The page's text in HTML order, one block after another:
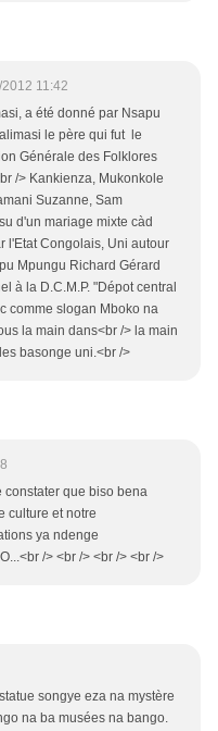
11:42
a été donné par Nsapu
le père qui fut le
Générale des Folklores
/> Kankienza, Mukonkole
Suzanne, Sam
d'un mariage mixte càd
l'Etat Congolais, Uni autour
Mpungu Richard Gérard
à la D.C.M.P. "Dépot central
comme slogan Mboko na
la main dans<br /> la main
basonge uni.<br />
constater que biso bena
culture et notre
ya ndenge
/> <br /> <br /> <br />
songye eza na mystère
na ba musées na bango.